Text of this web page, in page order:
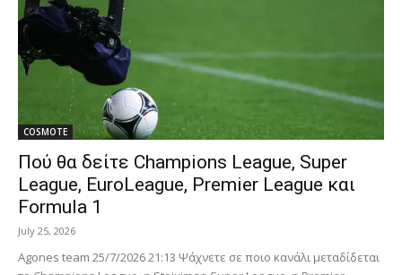
COSMOTE
Πού θα δείτε Champions League, Super
League, EuroLeague, Premier League και
Formula 1
July 25, 2026
Agones team 25/7/2026 21:13 Ψάχνετε σε ποιο κανάλι μεταδίδεται